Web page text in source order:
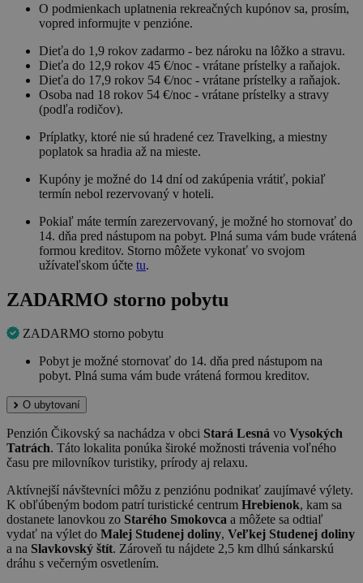
O podmienkach uplatnenia rekreačných kupónov sa, prosím,
vopred informujte v penzióne.
Dieťa do 1,9 rokov zadarmo - bez nároku na lôžko a stravu.
Dieťa do 12,9 rokov 45 €/noc - vrátane prístelky a raňajok.
Dieťa do 17,9 rokov 54 €/noc - vrátane prístelky a raňajok.
Osoba nad 18 rokov 54 €/noc - vrátane prístelky a stravy
(podľa rodičov).
Príplatky, ktoré nie sú hradené cez Travelking, a miestny
poplatok sa hradia až na mieste.
Kupóny je možné do 14 dní od zakúpenia vrátiť, pokiaľ
termín nebol rezervovaný v hoteli.
Pokiaľ máte termín zarezervovaný, je možné ho stornovať do
14. dňa pred nástupom na pobyt. Plná suma vám bude vrátená
formou kreditov. Storno môžete vykonať vo svojom
užívateľskom účte tu.
ZADARMO storno pobytu
ZADARMO storno pobytu
Pobyt je možné stornovať do 14. dňa pred nástupom na
pobyt. Plná suma vám bude vrátená formou kreditov.
O ubytovaní
Penzión Čikovský sa nachádza v obci Stará Lesná vo Vysokých
Tatrách. Táto lokalita ponúka široké možnosti trávenia voľného
času pre milovníkov turistiky, prírody aj relaxu.
Aktívnejší návštevníci môžu z penziónu podnikať zaujímavé výlety.
K obľúbeným bodom patrí turistické centrum Hrebienok, kam sa
dostanete lanovkou zo Starého Smokovca a môžete sa odtiaľ
vydať na výlet do Malej Studenej doliny, Veľkej Studenej doliny
a na Slavkovský štít. Zároveň tu nájdete 2,5 km dlhú sánkarskú
dráhu s večerným osvetlením.